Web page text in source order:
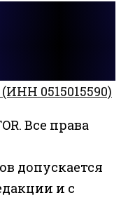
0515015590)
Все права
допускается
и с